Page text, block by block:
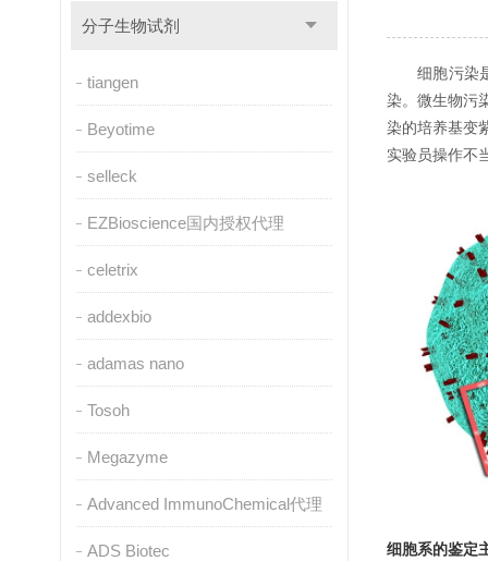
分子生物试剂
tiangen
Beyotime
selleck
EZBioscience国内授权代理
celetrix
addexbio
adamas nano
Tosoh
Megazyme
Advanced ImmunoChemical代理
ADS Biotec
细胞污染
染。微生物污
染的培养基变
实验员操作不
细胞系的鉴定